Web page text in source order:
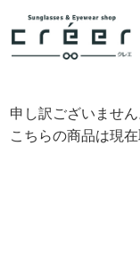
申し訳ございません
こちらの商品は現